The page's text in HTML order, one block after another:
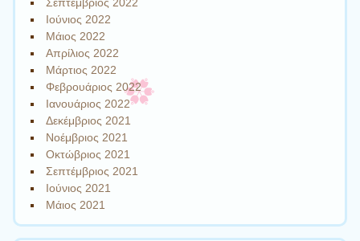
Σεπτέμβριος 2022
Ιούνιος 2022
Μάιος 2022
Απρίλιος 2022
Μάρτιος 2022
Φεβρουάριος 2022
Ιανουάριος 2022
Δεκέμβριος 2021
Νοέμβριος 2021
Οκτώβριος 2021
Σεπτέμβριος 2021
Ιούνιος 2021
Μάιος 2021